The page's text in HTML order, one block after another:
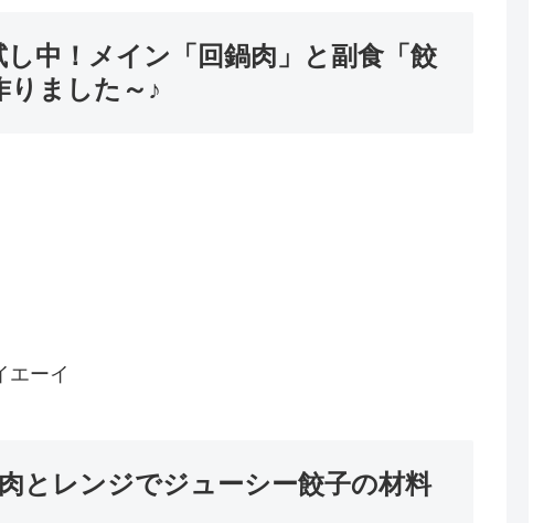
中！メイン「回鍋肉」と副食「餃
りました～♪
エーイ
とレンジでジューシー餃子の材料